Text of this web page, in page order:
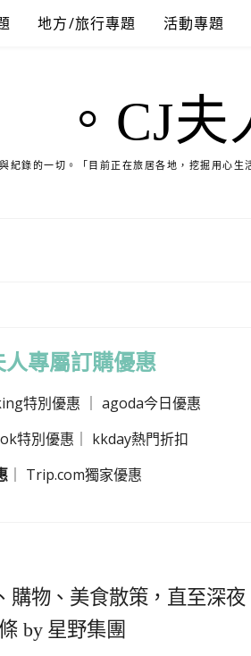
地方/旅行專題 活動專題
。CJ夫
紀錄的一切。「目前正在旅居各地，挖掘用心生
人專屬訂購優惠
特別優惠
agoda今日優惠
特別優惠
kkday熱門折扣
｜ Trip.com獨家優惠
購物、美食散策，直至深
by 星野集團